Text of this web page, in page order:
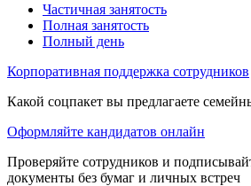
Частичная занятость
Полная занятость
Полный день
Корпоративная поддержка сотрудников
Какой соцпакет вы предлагаете
Оформляйте кандидатов онлайн
Проверяйте сотрудников и
документы без бумаг и личных встреч